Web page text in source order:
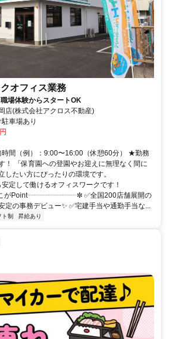
オフィス業務
場体験からスタートOK
店(株式会社アクロス不動産)
向け駐車場あり
時間（例）：9:00〜16:00（休憩60分） ★勤務
！ 「保育園への登園やお迎えに無理なく間に
したい方にぴったりの環境です。
定して働けるオフィスワークです！
✅全国200店舗展開の
定の事務デビュー✨ ✅宅建手当や通勤手当な...
ト制 昇給あり